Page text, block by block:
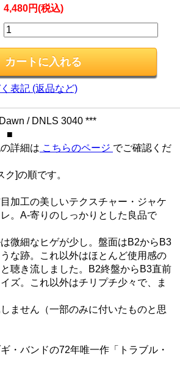
4,480円(税込)
表記 (返品など)
/ DNLS 3040 ***
■
詳細は こちらのページ でご確認くだ
ク]の順です。
加工の美しいテクスチャー・ジャケ
。A-寄りのしっかりとした良品で
微細なヒゲが少し。盤面はB2からB3
な跡。これ以外はほとんど使用感の
聴き流しました。B2終盤からB3直前
ズ。これ以外はチリプチ少々で、ま
ません（一部のみに付いたものと思
・バンドの72年唯一作「トラブル・